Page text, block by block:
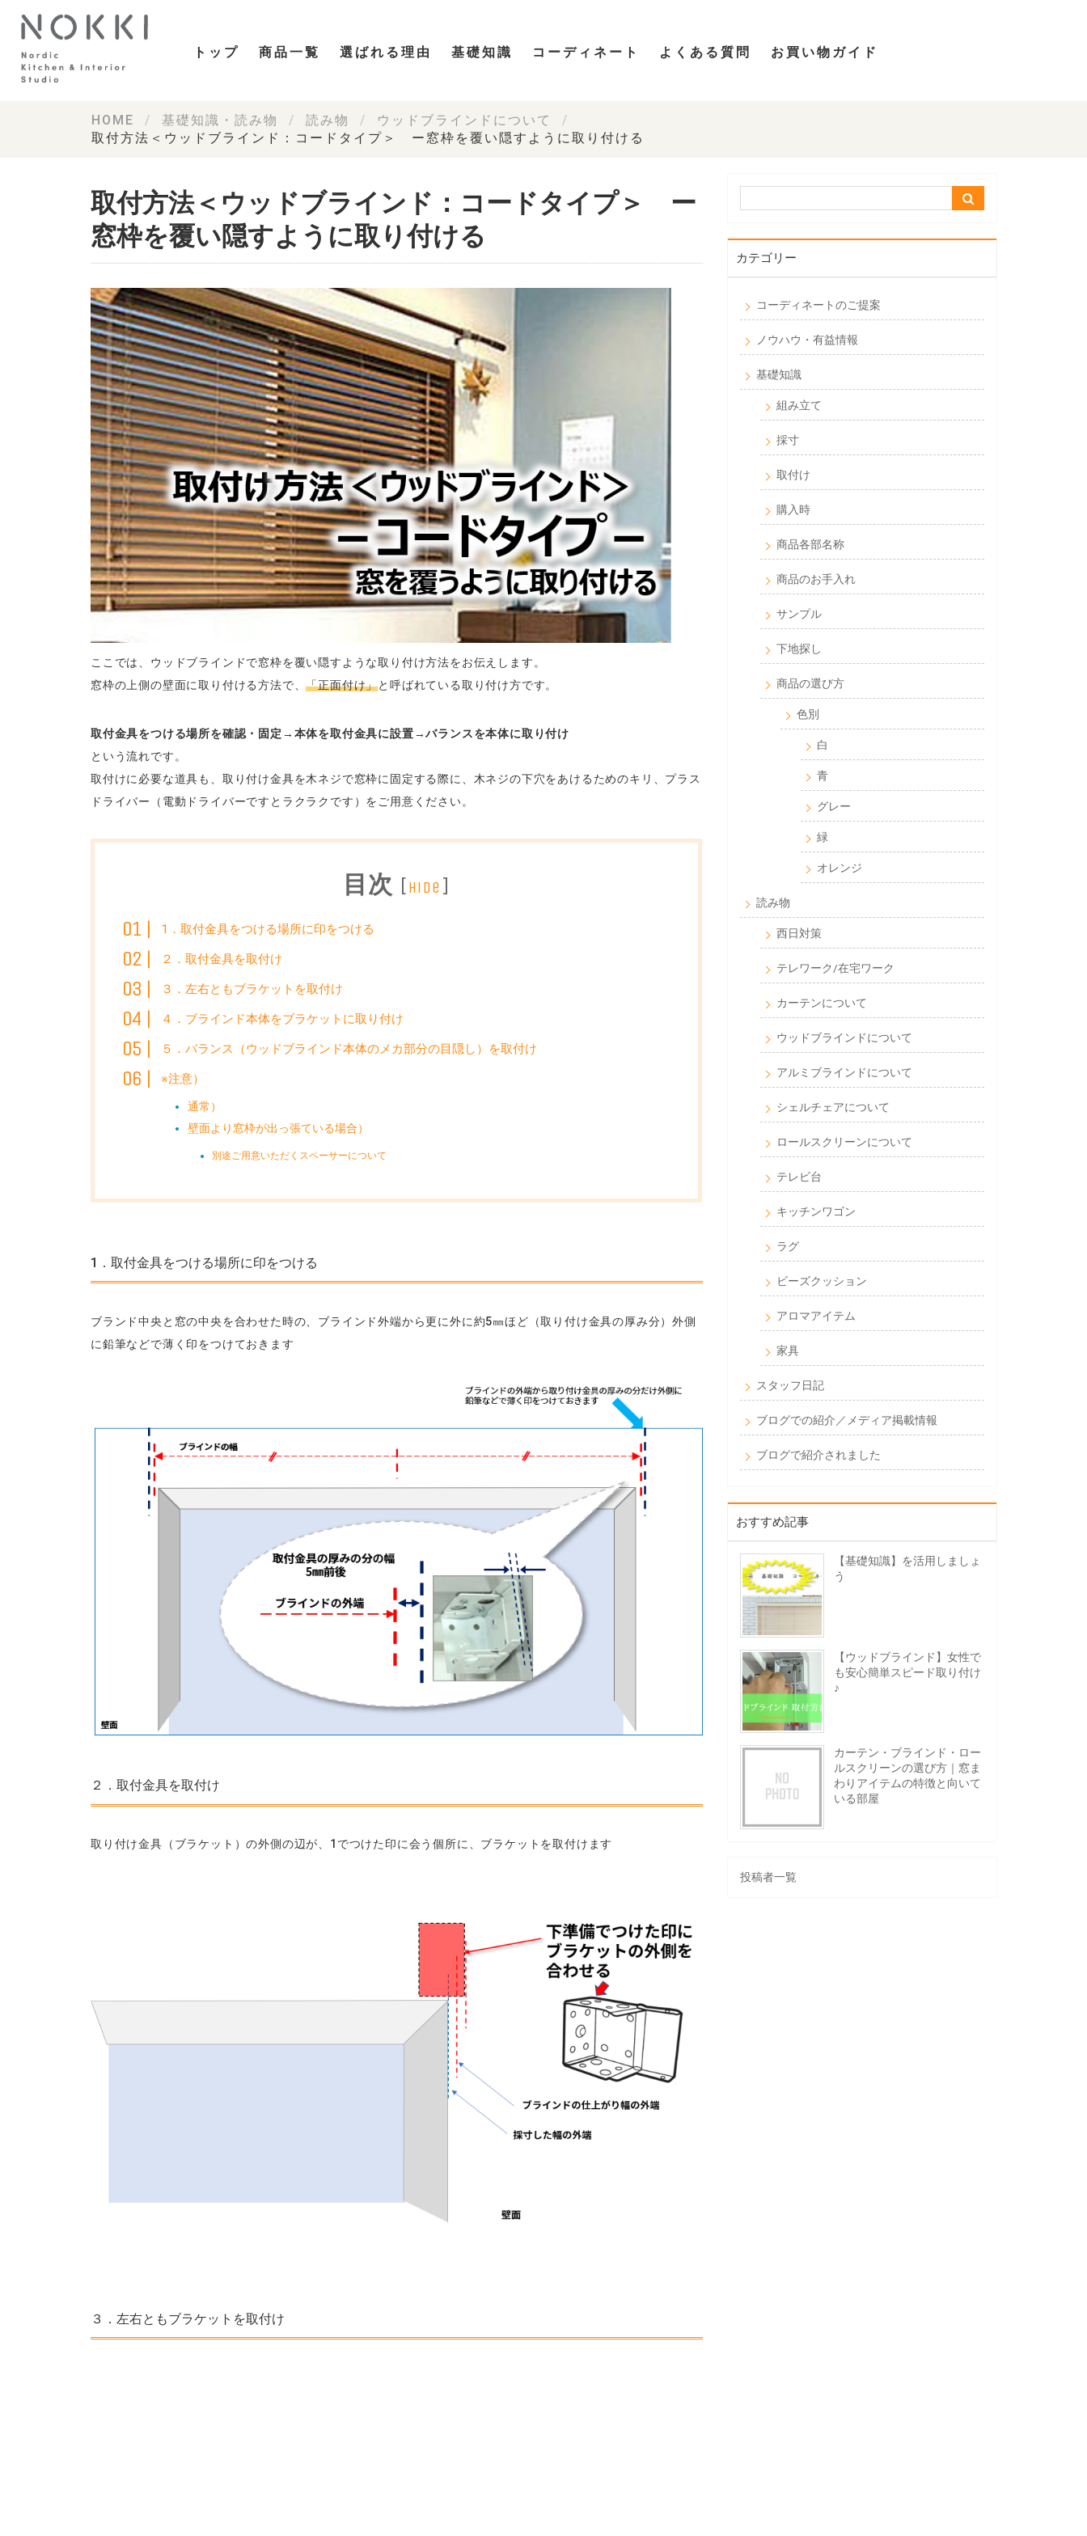
トップ 商品一覧 選ばれる理由 基礎知識 コーディネート よくある質問 お買い物ガイド
HOME 基礎知識・読み物 読み物
ウッドブラインドについて
取付方法＜ウッドブラインド：コードタイプ＞ ー窓枠を覆い隠すように取り付ける
取付方法＜ウッドブラインド：コードタイプ＞ ー
窓枠を覆い隠すように取り付ける
ここでは、ウッドブラインドで窓枠を覆い隠すような取り付け方法をお伝えします。
窓枠の上側の壁面に取り付ける方法で、「正面付け」と呼ばれている取り付け方です。
取付金具をつける場所を確認・固定 → 本体を取付金具に設置→バランスを本体に取り付け
という流れです。
取付けに必要な道具も、取り付け金具を木ネジで窓枠に固定する際に、木ネジの下穴をあけるためのキリ、プラス
ドライバー（電動ドライバーですとラクラクです）をご用意ください。
目次 [hide ]
1．取付金具をつける場所に印をつける
２．取付金具を取付け
３．左右ともブラケットを取付け
４．ブラインド本体をブラケットに取り付け
５．バランス（ウッドブラインド本体のメカ部分の目隠し）を取付け
※注意）
通常）
壁面より窓枠が出っ張ている場合）
別途ご用意いただくスペーサーについて
1．取付金具をつける場所に印をつける
ブランド中央と窓の中央を合わせた時の、ブラインド外端から更に外に約5㎜ほど（取り付け金具の厚み分）外側
に鉛筆などで薄く印をつけておきます
２．取付金具を取付け
取り付け金具（ブラケット）の外側の辺が、1でつけた印に会う個所に、ブラケットを取付けます
３．左右ともブラケットを取付け
カテゴリー
コーディネートのご提案
ノウハウ・有益情報
基礎知識
組み立て
採寸
取付け
購入時
商品各部名称
商品のお手入れ
サンプル
下地探し
商品の選び方
色別
白
青
グレー
緑
オレンジ
読み物
西日対策
テレワーク/在宅ワーク
カーテンについて
ウッドブラインドについて
アルミブラインドについて
シェルチェアについて
ロールスクリーンについて
テレビ台
キッチンワゴン
ラグ
ビーズクッション
アロマアイテム
家具
スタッフ日記
ブログでの紹介／メディア掲載情報
ブログで紹介されました
おすすめ記事
【基礎知識】を活用しましょ
う
【ウッドブラインド】女性で
も安心簡単スピード取り付け
♪
カーテン・ブラインド・ロー
ルスクリーンの選び方｜窓ま
わりアイテムの特徴と向いて
いる部屋
投稿者一覧